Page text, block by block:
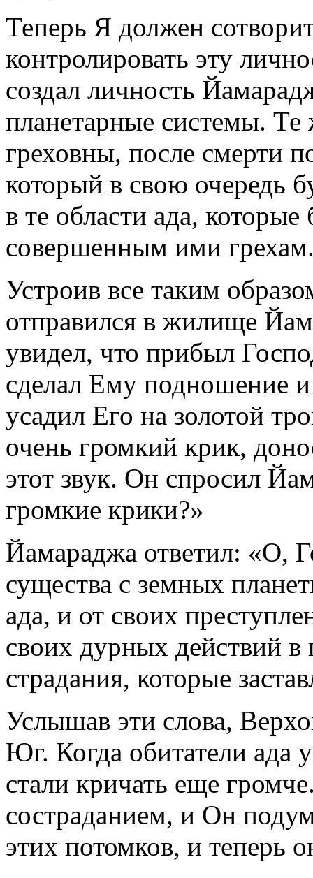
Теперь Я должен
контролировать эту
создал личность
планетарные системы.
греховны, после смерти
который в свою очередь
в те области ада, которые
совершенным ими
Устроив все таким
отправился в жилище
увидел, что прибыл
сделал Ему подношение
усадил Его на золотой
очень громкий крик,
этот звук. Он спросил
громкие крики?»
Йамараджа ответил: «О,
существа с земных
ада, и от своих
своих дурных действий
страдания, которые
Услышав эти слова,
Юг. Когда обитатели ада
стали кричать еще
состраданием, и Он
этих потомков, и теперь